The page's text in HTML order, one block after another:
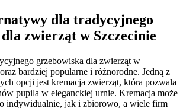
dla tradycyjnego
zwierząt w Szczecinie
grzebowiska dla zwierząt w
bardziej popularne i różnorodne. Jedną z
opcji jest kremacja zwierząt, która pozwala
pupila w eleganckiej urnie. Kremacja może
indywidualnie, jak i zbiorowo, a wiele firm